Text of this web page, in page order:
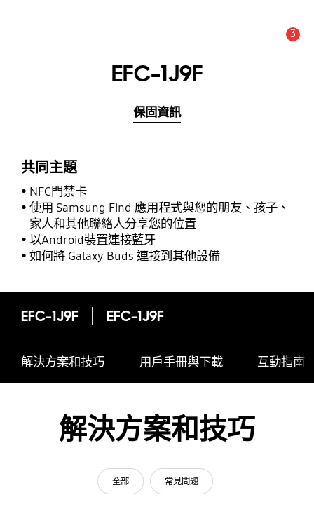
3
EFC-1J9F
保固資訊
共同主題
NFC門禁卡
使用 Samsung Find 應用程式與您的朋友、孩子、
家人和其他聯絡人分享您的位置
以Android裝置連接藍牙
如何將 Galaxy Buds 連接到其他設備
EFC-1J9F EFC-1J9F
解決方案和技巧 用戶手冊與下載 互動指南
解決方案和技巧
全部 常見問題